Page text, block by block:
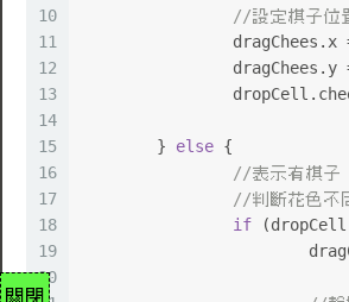
10
11
12
13
14
15
16
17
18
19
20
//設定棋子位
		dragChees.
x
		dragChees.
y
		dropCell.
	}
else {
//表示有棋子
//判斷花色不
if
關閉